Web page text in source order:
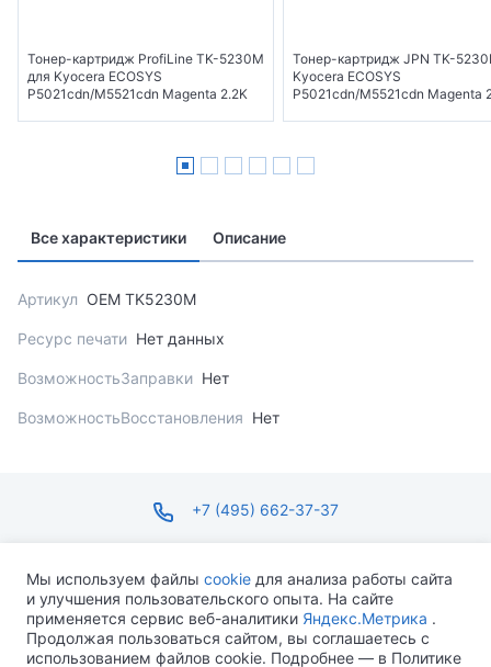
Тонер-картридж ProfiLine TK-5230M
для Kyocera ECOSYS
P5021cdn/M5521cdn Magenta 2.2K
Тонер-картридж JPN TK-
Kyocera ECOSYS
P5021cdn/M5521cdn Magenta
Все характеристики Описание
Артикул OEM TK5230M
Ресурс печати Нет данных
ВозможностьЗаправки Нет
ВозможностьВосстановления Нет
+7 (495) 662-37-37
ПН-ПТ С 09:00 ДО 18:00 СБ-ВС ВЫХОДНОЙ
Мы используем файлы cookie для анализа работы сайта
и улучшения пользовательского опыта. На сайте
применяется сервис веб-аналитики Яндекс.Метрика .
Продолжая пользоваться сайтом, вы соглашаетесь с
использованием файлов cookie. Подробнее — в Политике